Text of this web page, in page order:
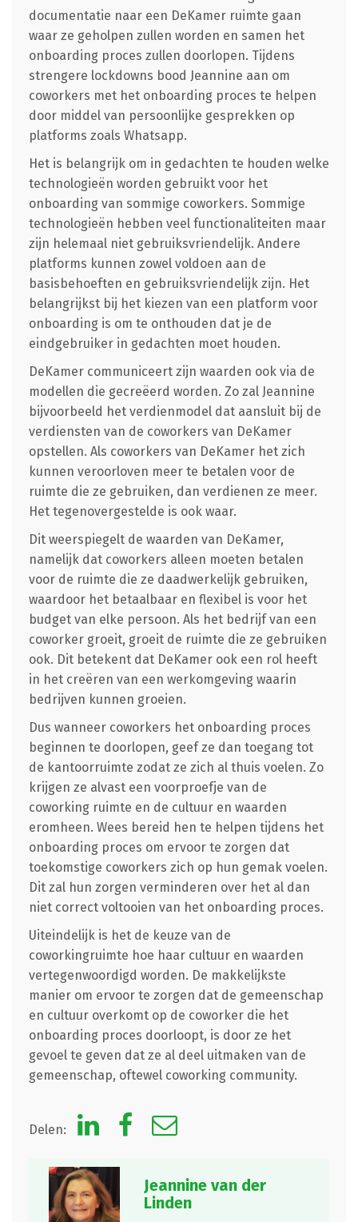
documentatie naar een DeKamer ruimte gaan
waar ze geholpen zullen worden en samen het
onboarding proces zullen doorlopen. Tijdens
strengere lockdowns bood Jeannine aan om
coworkers met het onboarding proces te helpen
door middel van persoonlijke gesprekken op
platforms zoals Whatsapp.
Het is belangrijk om in gedachten te houden welke
technologieën worden gebruikt voor het
onboarding van sommige coworkers. Sommige
technologieën hebben veel functionaliteiten maar
zijn helemaal niet gebruiksvriendelijk. Andere
platforms kunnen zowel voldoen aan de
basisbehoeften en gebruiksvriendelijk zijn. Het
belangrijkst bij het kiezen van een platform voor
onboarding is om te onthouden dat je de
eindgebruiker in gedachten moet houden.
DeKamer communiceert zijn waarden ook via de
modellen die gecreëerd worden. Zo zal Jeannine
bijvoorbeeld het verdienmodel dat aansluit bij de
verdiensten van de coworkers van DeKamer
opstellen. Als coworkers van DeKamer het zich
kunnen veroorloven meer te betalen voor de
ruimte die ze gebruiken, dan verdienen ze meer.
Het tegenovergestelde is ook waar.
Dit weerspiegelt de waarden van DeKamer,
namelijk dat coworkers alleen moeten betalen
voor de ruimte die ze daadwerkelijk gebruiken,
waardoor het betaalbaar en flexibel is voor het
budget van elke persoon. Als het bedrijf van een
coworker groeit, groeit de ruimte die ze gebruiken
ook. Dit betekent dat DeKamer ook een rol heeft
in het creëren van een werkomgeving waarin
bedrijven kunnen groeien.
Dus wanneer coworkers het onboarding proces
beginnen te doorlopen, geef ze dan toegang tot
de kantoorruimte zodat ze zich al thuis voelen. Zo
krijgen ze alvast een voorproefje van de
coworking ruimte en de cultuur en waarden
eromheen. Wees bereid hen te helpen tijdens het
onboarding proces om ervoor te zorgen dat
toekomstige coworkers zich op hun gemak voelen.
Dit zal hun zorgen verminderen over het al dan
niet correct voltooien van het onboarding proces.
Uiteindelijk is het de keuze van de
coworkingruimte hoe haar cultuur en waarden
vertegenwoordigd worden. De makkelijkste
manier om ervoor te zorgen dat de gemeenschap
en cultuur overkomt op de coworker die het
onboarding proces doorloopt, is door ze het
gevoel te geven dat ze al deel uitmaken van de
gemeenschap, oftewel coworking community.
Delen:
Jeannine van der
Linden